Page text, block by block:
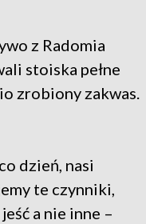
z Radomia
stoiska pełne
zrobiony zakwas.
dzień, nasi
te czynniki,
a nie inne –